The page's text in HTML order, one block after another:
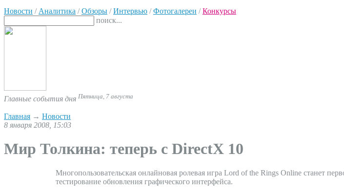
Новости / Аналитика /Обзоры /Интервью /Фотогалереи /Конкурсы
поиск...
Главные события дня Пятница, 7 августа
Главная → Новости
8 января 2008, 15:03
Мир Толкина: теперь с DirectX 10
Многопользовательская онлайновая ролевая игра Lord of the Rings Online станет
тестирование обновления графического интерфейса.